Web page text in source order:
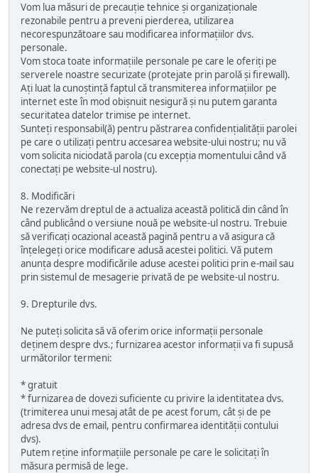
Vom lua măsuri de precauție tehnice și organizaționale
rezonabile pentru a preveni pierderea, utilizarea
necorespunzătoare sau modificarea informațiilor dvs.
personale.
Vom stoca toate informațiile personale pe care le oferiți pe
serverele noastre securizate (protejate prin parolă și firewall).
Ați luat la cunoștință faptul că transmiterea informațiilor pe
internet este în mod obișnuit nesigură și nu putem garanta
securitatea datelor trimise pe internet.
Sunteți responsabil(ă) pentru păstrarea confidențialității parolei
pe care o utilizați pentru accesarea website-ului nostru; nu vă
vom solicita niciodată parola (cu excepția momentului când vă
conectați pe website-ul nostru).
8. Modificări
Ne rezervăm dreptul de a actualiza această politică din când în
când publicând o versiune nouă pe website-ul nostru. Trebuie
să verificați ocazional această pagină pentru a vă asigura că
înțelegeți orice modificare adusă acestei politici. Vă putem
anunța despre modificările aduse acestei politici prin e-mail sau
prin sistemul de mesagerie privată de pe website-ul nostru.
9. Drepturile dvs.
Ne puteți solicita să vă oferim orice informații personale
deținem despre dvs.; furnizarea acestor informații va fi supusă
următorilor termeni:
* gratuit
* furnizarea de dovezi suficiente cu privire la identitatea dvs.
(trimiterea unui mesaj atât de pe acest forum, cât și de pe
adresa dvs de email, pentru confirmarea identității contului
dvs).
Putem reține informațiile personale pe care le solicitați în
măsura permisă de lege.